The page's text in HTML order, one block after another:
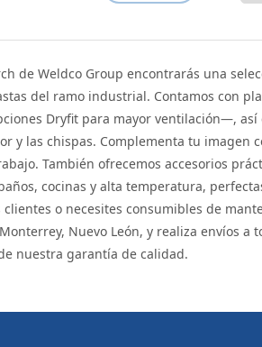
de Weldco Group encontrarás una
del ramo industrial. Contamos con
Dryfit para mayor ventilación—, así
y las chispas. Complementa tu imagen
También ofrecemos accesorios
cocinas y alta temperatura,
o necesites consumibles de
Nuevo León, y realiza envíos
nuestra garantía de calidad.